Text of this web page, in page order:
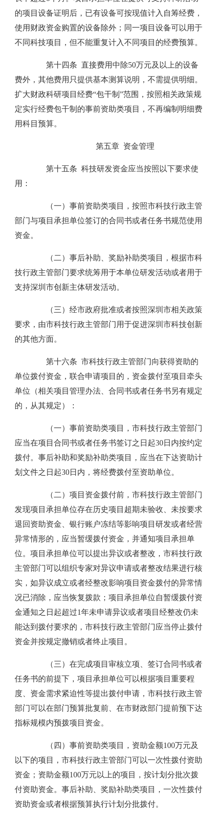
的项目设备证明后，已有设备可按现值计入自筹经费，
使用财政资金购置的设备除外；同一项目设备可以用于
不同科技项目，但不能重复计入不同项目的经费预算。
第十四条 直接费用中除50万元及以上的设备
费外，其他费用只提供基本测算说明，不需提供明细。
扩大财政科研项目经费“包干制”范围，按照相关政策规
定实行经费包干制的事前资助类项目，不再编制明细费
用科目预算。
第五章 资金管理
第十五条 科技研发资金应当按照以下要求使
用：
（一）事前资助类项目，按照市科技行政主管
部门与项目承担单位签订的合同书或者任务书规范使用
资金。
（二）事后补助、奖励补助类项目，根据市科
技行政主管部门要求统筹用于本单位研发活动或者用于
支持深圳市创新主体研发活动。
（三）经市政府批准或者按照深圳市相关政策
要求，由市科技行政主管部门用于促进深圳市科技创新
的其他方面。
第十六条 市科技行政主管部门向获得资助的
单位拨付资金，联合申请项目的，资金拨付至项目牵头
单位（相关项目管理办法、合同书或者任务书另有规定
的，从其规定）：
（一）事前资助类项目，市科技行政主管部门
应当在项目合同书或者任务书签订之日起30日内按约定
拨付。事后补助和奖励补助类项目，应当在下达资助计
划文件之日起30日内，将经费拨付至资助单位。
（二）项目资金拨付前，市科技行政主管部门
发现项目承担单位存在历史项目超期未验收、未按要求
退回资助资金、银行账户冻结等影响项目研发或者经营
异常情形的，应当暂缓拨付资金，并通知项目承担单
位。项目承担单位可以提出异议或者整改，市科技行政
主管部门可以组织专家对异议申请或者整改结果进行核
实，如异议成立或者经整改影响项目资金拨付的异常情
况已消除，应当恢复拨款；项目承担单位自暂缓拨付资
金通知之日起超过1年未申请异议或者项目经整改仍未
能达到拨付要求的，市科技行政主管部门应当停止拨付
资金并按规定撤销或者终止项目。
（三）在完成项目审核立项、签订合同书或者
任务书的前提下，项目承担单位可以根据项目重要程
度、资金需求紧迫性等提出拨付申请，市科技行政主管
部门可以在部门预算批复前、在市财政部门提前预下达
指标规模内预拨项目资金。
（四）事前资助类项目，资助金额100万元及
以下的项目，市科技行政主管部门可以一次性拨付资助
资金；资助金额100万元以上的项目，按计划分批次拨
付资助资金。事后补助、奖励补助类项目，一次性拨付
资助资金或者根据预算执行计划分批拨付。